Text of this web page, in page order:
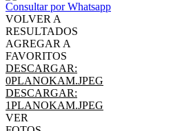
Consultar por Whatsapp
VOLVER A
RESULTADOS
AGREGAR A
FAVORITOS
DESCARGAR:
0PLANOKAM.JPEG
DESCARGAR:
1PLANOKAM.JPEG
VER